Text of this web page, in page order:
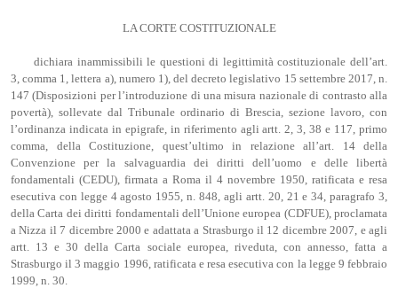
LA CORTE COSTITUZIONALE
dichiara inammissibili le questioni di legittimità costituzionale dell’art.
3, comma 1, lettera a), numero 1), del decreto legislativo 15 settembre 2017, n.
147 (Disposizioni per l’introduzione di una misura nazionale di contrasto alla
povertà), sollevate dal Tribunale ordinario di Brescia, sezione lavoro, con
l’ordinanza indicata in epigrafe, in riferimento agli artt. 2, 3, 38 e 117, primo
comma, della Costituzione, quest’ultimo in relazione all’art. 14 della
Convenzione per la salvaguardia dei diritti dell’uomo e delle libertà
fondamentali (CEDU), firmata a Roma il 4 novembre 1950, ratificata e resa
esecutiva con legge 4 agosto 1955, n. 848, agli artt. 20, 21 e 34, paragrafo 3,
della Carta dei diritti fondamentali dell’Unione europea (CDFUE), proclamata
a Nizza il 7 dicembre 2000 e adattata a Strasburgo il 12 dicembre 2007, e agli
artt. 13 e 30 della Carta sociale europea, riveduta, con annesso, fatta a
Strasburgo il 3 maggio 1996, ratificata e resa esecutiva con la legge 9 febbraio
1999, n. 30.